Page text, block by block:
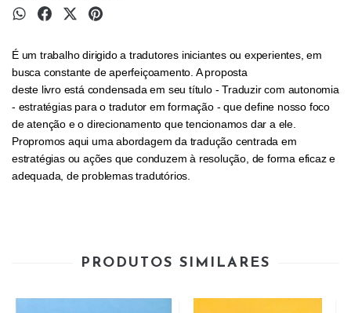
É um trabalho dirigido a tradutores iniciantes ou experientes, em
busca constante de aperfeiçoamento. A proposta
deste livro está condensada em seu título - Traduzir com autonomia
- estratégias para o tradutor em formação - que define nosso foco
de atenção e o direcionamento que tencionamos dar a ele.
Propromos aqui uma abordagem da tradução centrada em
estratégias ou ações que conduzem à resolução, de forma eficaz e
adequada, de problemas tradutórios.
PRODUTOS SIMILARES